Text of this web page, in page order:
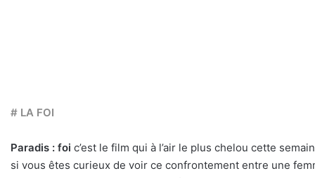
# LA FOI
Paradis : foi c’est le film qui à l’air le plus chelou cette
si vous êtes curieux de voir ce confrontement entre une